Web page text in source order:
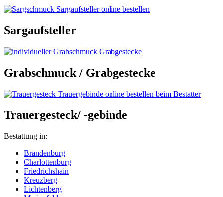
Sargaufsteller
Grabschmuck / Grabgestecke
Trauergesteck/ -gebinde
Bestattung in:
Brandenburg
Charlottenburg
Friedrichshain
Kreuzberg
Lichtenberg